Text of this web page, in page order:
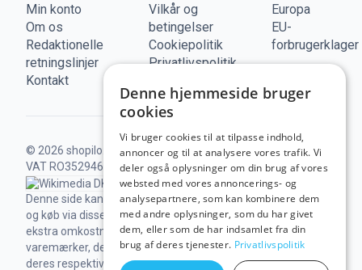
Min konto
Om os
Redaktionelle
retningslinjer
Kontakt
Vilkår og
betingelser
Cookiepolitik
Privatlivspolitik
Europa
EU-
forbrugerklager
© 2026 shopilo.dk.Drevet af DontPayFull SRL |
VAT RO35294618. Alle rettigheder forbeholdes.
Denne side kan indeholde links til vores partnere,
og køb via disse kan give os en kommission, uden
ekstra omkostninger for dig.Tredjeparters
varemærker, der vises på dette website, tilhører
deres respektive ejere. Deres tilstedeværelse
Denne hjemmeside bruger
cookies
Vi bruger cookies til at tilpasse indhold,
annoncer og til at analysere vores trafik. Vi
deler også oplysninger om din brug af vores
websted med vores annoncerings- og
analysepartnere, som kan kombinere dem
med andre oplysninger, som du har givet
dem, eller som de har indsamlet fra din
brug af deres tjenester. Privatlivspolitik